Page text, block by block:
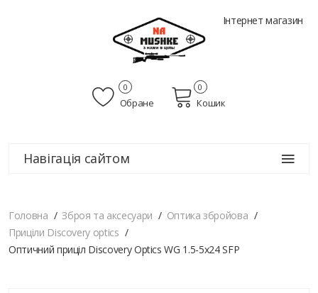
Інтернет магазин
Обране
0
Кошик
0
Навігація сайтом
Головна Зброя та аксесуари
Оптика збройова
Приціли Discovery optics
Оптичний приціл Discovery Optics WG 1.5-5х24 SFP